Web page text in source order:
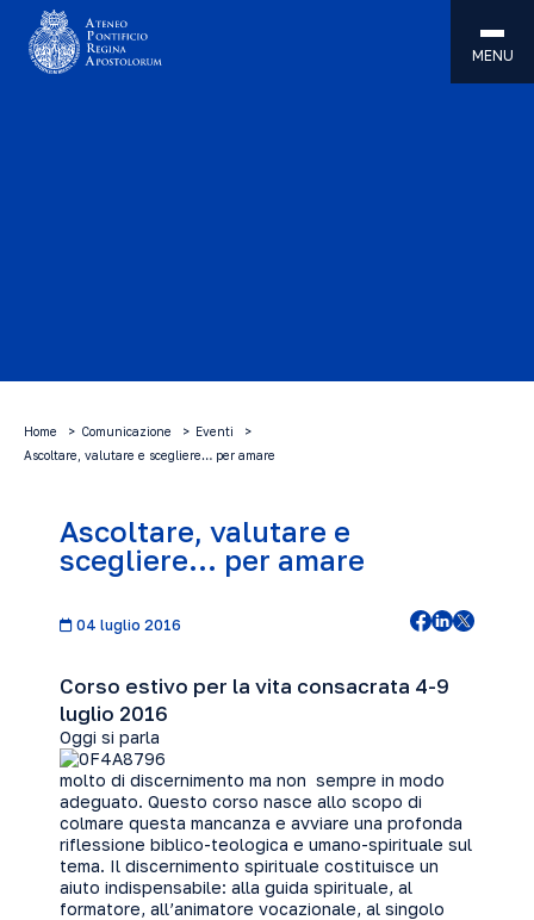
MENU
Home Comunicazione
Eventi
Ascoltare, valutare e scegliere… per amare
Ascoltare, valutare e
scegliere… per amare
04 luglio 2016
Corso estivo per la vita consacrata 4-9
luglio 2016
Oggi si parla
molto di discernimento ma non sempre in modo
adeguato. Questo corso nasce allo scopo di
colmare questa mancanza e avviare una profonda
riflessione biblico-teologica e umano-spirituale sul
tema. Il discernimento spirituale costituisce un
aiuto indispensabile: alla guida spirituale, al
formatore, all’animatore vocazionale, al singolo